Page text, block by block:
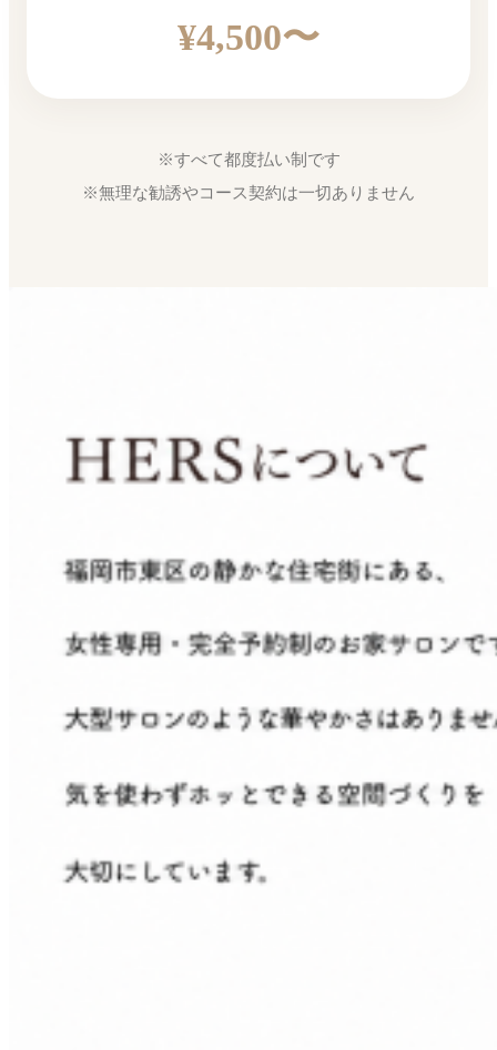
¥4,500〜
※すべて都度払い制です
※無理な勧誘やコース契約は一切ありません